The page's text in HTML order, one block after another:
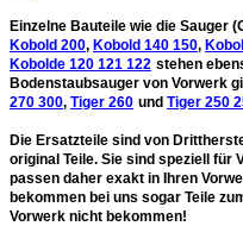
Einzelne Bauteile wie die Sauger
Kobold 200, Kobold 140 150,
Kobolde 120 121 122 stehen
Bodenstaubsauger von Vorwerk
270 300, Tiger 260 und Tiger 250
Die Ersatzteile sind von
original Teile. Sie sind speziell für
passen daher exakt in Ihren
bekommen bei uns sogar Teile
Vorwerk nicht bekommen!